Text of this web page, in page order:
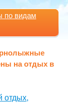
по видам
на отдых в
отдых,